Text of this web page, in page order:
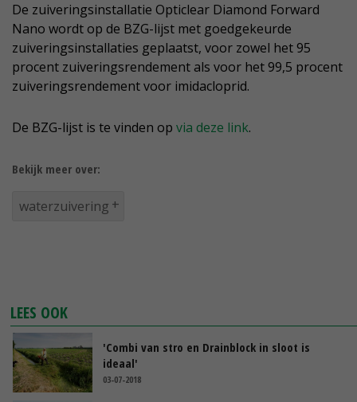
De zuiveringsinstallatie Opticlear Diamond Forward
Nano wordt op de BZG-lijst met goedgekeurde
zuiveringsinstallaties geplaatst, voor zowel het 95
procent zuiveringsrendement als voor het 99,5 procent
zuiveringsrendement voor imidacloprid.
De BZG-lijst is te vinden op via deze link.
Bekijk meer over:
waterzuivering
LEES OOK
'Combi van stro en Drainblock in sloot is
ideaal'
03-07-2018